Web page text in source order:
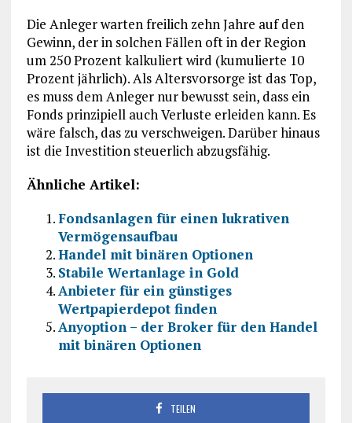
Die Anleger warten freilich zehn Jahre auf den
Gewinn, der in solchen Fällen oft in der Region
um 250 Prozent kalkuliert wird (kumulierte 10
Prozent jährlich). Als Altersvorsorge ist das Top,
es muss dem Anleger nur bewusst sein, dass ein
Fonds prinzipiell auch Verluste erleiden kann. Es
wäre falsch, das zu verschweigen. Darüber hinaus
ist die Investition steuerlich abzugsfähig.
Ähnliche Artikel:
Fondsanlagen für einen lukrativen
Vermögensaufbau
Handel mit binären Optionen
Stabile Wertanlage in Gold
Anbieter für ein günstiges
Wertpapierdepot finden
Anyoption – der Broker für den Handel
mit binären Optionen
TEILEN